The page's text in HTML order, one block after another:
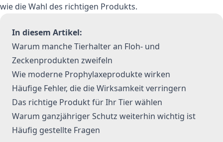
wie die Wahl des richtigen Produkts.
In diesem Artikel:
Warum manche Tierhalter an Floh- und
Zeckenprodukten zweifeln
Wie moderne Prophylaxeprodukte wirken
Häufige Fehler, die die Wirksamkeit verringern
Das richtige Produkt für Ihr Tier wählen
Warum ganzjähriger Schutz weiterhin wichtig ist
Häufig gestellte Fragen